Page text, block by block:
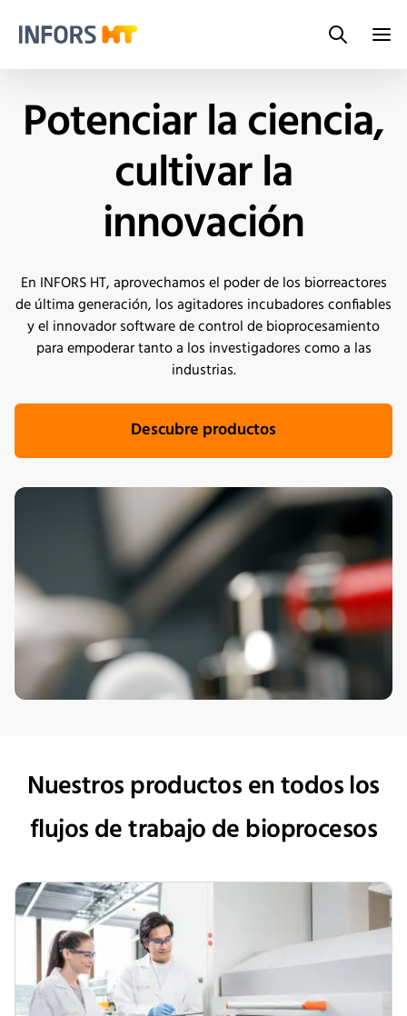
Search
Potenciar la ciencia,
cultivar la
innovación
En INFORS HT, aprovechamos el poder de los biorreactores
de última generación, los agitadores incubadores confiables
y el innovador software de control de bioprocesamiento
para empoderar tanto a los investigadores como a las
industrias.
Descubre productos
Nuestros productos en todos los
flujos de trabajo de bioprocesos